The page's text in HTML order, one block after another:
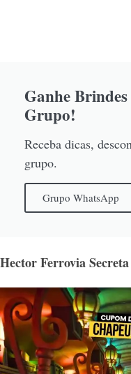
Ganhe
Grupo!
Receba dicas,
grupo.
Grupo WhatsApp
Hector Ferrovia